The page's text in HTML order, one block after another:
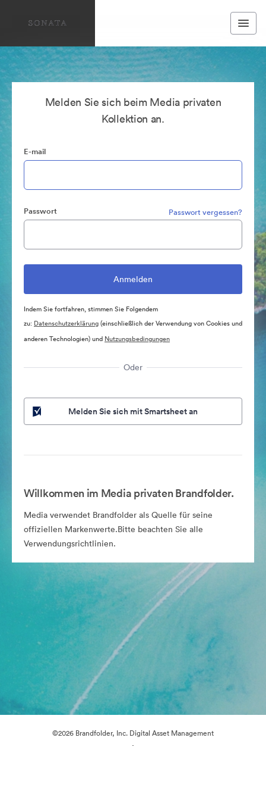
Melden Sie sich beim Media privaten
Kollektion an.
E-mail
Passwort Passwort vergessen?
Indem Sie fortfahren, stimmen Sie Folgendem
zu: Datenschutzerklärung(einschließlich der Verwendung von Cookies und
anderen Technologien) und Nutzungsbedingungen
Oder
Melden Sie sich mit Smartsheet an
Willkommen im Media privaten Brandfolder.
Media verwendet Brandfolder als Quelle für seine
offiziellen Markenwerte.Bitte beachten Sie alle
Verwendungsrichtlinien.
©2026 Brandfolder, Inc. Digital Asset Management
·